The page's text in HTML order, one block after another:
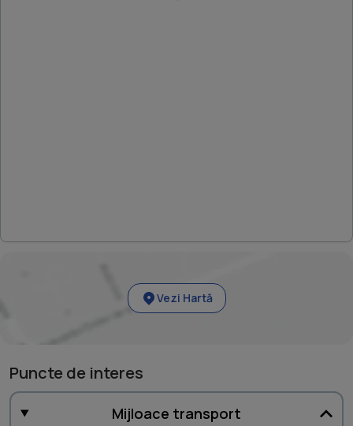
Vezi Hartă
Puncte de interes
Mijloace transport